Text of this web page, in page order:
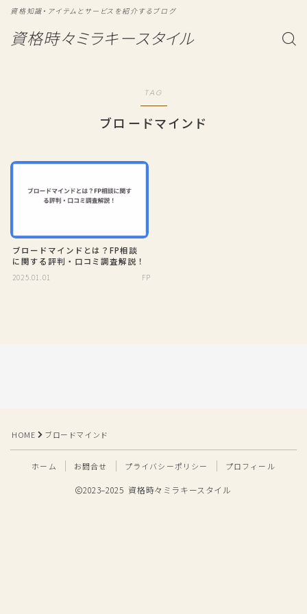
資格時々ミラキースタイル
資格知識・アイテムとサービスを紹介するブログ
TAG
ブロードマインド
ブロードマインドとは？FP相談
に関する評判・口コミ調査解説！
2025.01.01 FP
HOME ブロードマインド
ホーム お問合せ プライバシーポリシー プロフィール
2023–2025 資格時々ミラキースタイル